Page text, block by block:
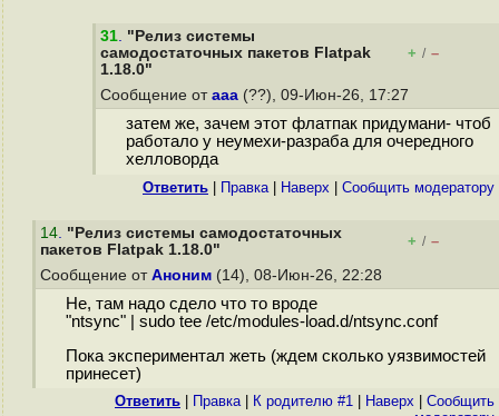
31. "Релиз системы
самодостаточных пакетов Flatpak
1.18.0"
+ / –
Сообщение от ааа (??), 09-Июн-26, 17:27
затем же, зачем этот флатпак придумани- чтоб
работало у неумехи-разраба для очередного
хелловорда
Ответить Правка| Наверх Cообщить модератору
14. "Релиз системы самодостаточных
пакетов Flatpak 1.18.0"
+ / –
Сообщение от Аноним (14), 08-Июн-26, 22:28
Не, там надо сдело что то вроде
"ntsync" | sudo tee /etc/modules-load.d/ntsync.conf
Пока экспериментал жеть (ждем сколько уязвимостей
принесет)
Ответить Правка| К родителю #1 Наверх
Cообщить